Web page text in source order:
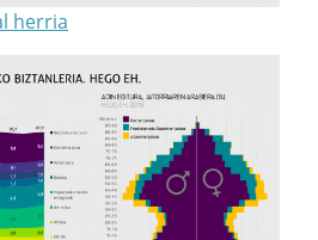
herria